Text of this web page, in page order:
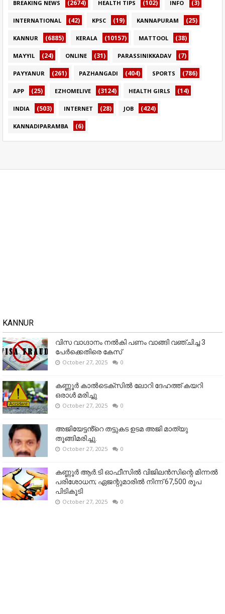
BREAKING NEWS (2674) HEALTH TIPS (102) INFO (3)
INTERNATIONAL (42) KPSC (19) KANNAPURAM (25)
KANNUR (6885) KERALA (10157) MATTOOL (38)
MAYYIL (24) ONLINE (31) PARASSINIKKADAV (7)
PAYYANUR (261) PAZHANGADI (404) SPORTS (786)
APP (25) EZHOMELIVE (3124) HEALTH GIRLS (14)
INDIA (503) INTERNET (28) JOB (424)
KANNADIPARAMBA (6)
KANNUR
വിസ വാഗ്ദാനം നൽകി പണം വാങ്ങി വഞ്ചിച്ച 3
പേർക്കെതിരെ കേസ്
October 27, 2025 0
കണ്ണൂര്‍ കാല്‍ടെക്‌സില്‍ ലോറി ദേഹത്ത് കയറി
ഒരാള്‍ മരിച്ചു
October 27, 2025 0
അജിയേട്ടൻ്റെ തട്ടുകട ഉടമ അജി മാത്യു
തൂങ്ങിമരിച്ചു.
October 27, 2025 0
കണ്ണൂര്‍ ആര്‍.ടി ഓഫീസില്‍ വിജിലൻസിന്റെ മിന്നല്‍
പരിശോധന; ഏജന്റുമാരില്‍ നിന്ന് 67,500 രൂപ
പിടികൂടി
October 27, 2025 0